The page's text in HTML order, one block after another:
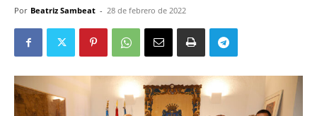
Por Beatriz Sambeat - 28 de febrero de 2022